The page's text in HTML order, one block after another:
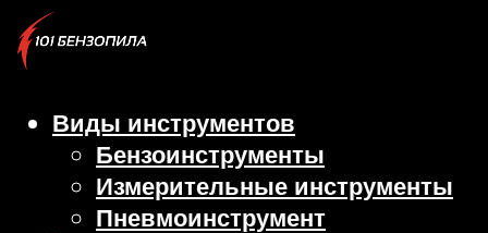
Виды инструментов
Бензоинструменты
Измерительные инструменты
Пневмоинструмент